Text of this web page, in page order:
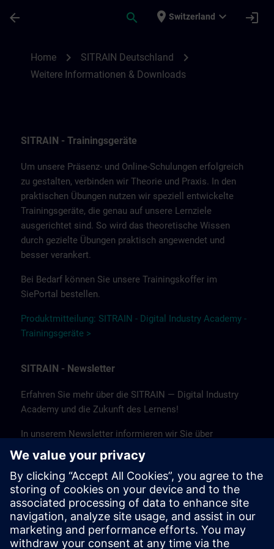
arrow_back search place Switzerland expand_more login
Home chevron_right SITRAIN Deutschland chevron_right
Weitere Informationen & Downloads
SITRAIN - Trainingsgeräte
Um unsere Präsenz- und Online-Schulungen erfolgreich
zu gestalten, verbinden wir Theorie und Praxis. In den
praktischen Übungen nutzen wir speziell entwickelte
Trainingsgeräte, die genau auf unsere Lernziele
ausgerichtet sind. So wird das theoretische Wissen
durch gezielte Übungen praktisch angewendet und
besser verankert.
Bei Bedarf können Sie unsere Trainingskoffer im
SiePortal bestellen.
Produktmitteilung: SITRAIN - Digital Industry Academy -
Trainingsgeräte >
SITRAIN - Newsletter
Erfahren Sie mehr über die SITRAIN — Digital Industry
Academy und die Zukunft des Lernens!
In unserem Newsletter informieren wir Sie über
Neuigkeiten und Trends, Erfolgsgeschichten sowie
aktuelle Angebote und Kurse.
Abonnieren Sie noch heute unseren Newsletter und
bleiben Sie auf dem Laufenden!
(Nur auf Deutsch verfügbar.)
Newsletter abonnieren >